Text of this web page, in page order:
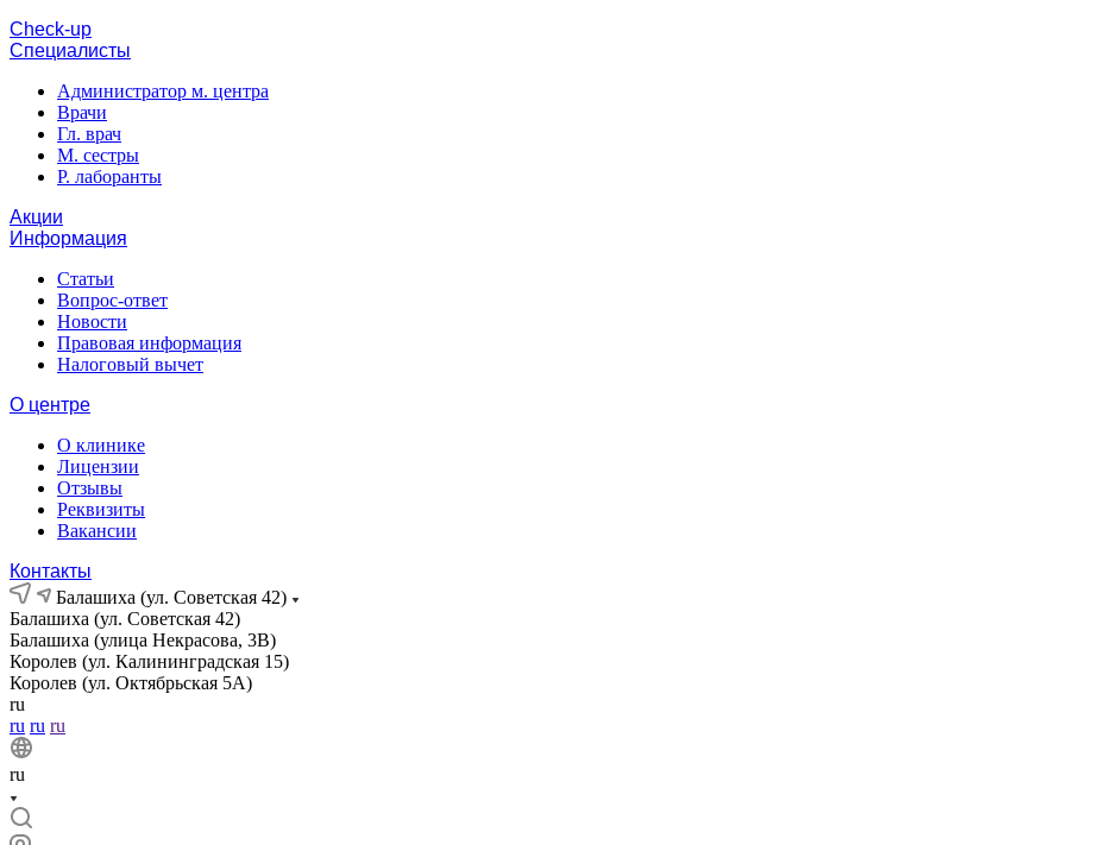
Cheсk-up
Специалисты
Администратор м. центра
Врачи
Гл. врач
М. сестры
Р. лаборанты
Акции
Информация
Статьи
Вопрос-ответ
Новости
Правовая информация
Налоговый вычет
О центре
О клинике
Лицензии
Отзывы
Реквизиты
Вакансии
Контакты
Балашиха (ул. Советская 42)
Балашиха (ул. Советская 42)
Балашиха (улица Некрасова, 3В)
Королев (ул. Калининградская 15)
Королев (ул. Октябрьская 5А)
ru
ru ru ru
ru